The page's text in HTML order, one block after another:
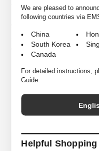
We are pleased to
following countries via
China
South Korea
Canada
For detailed instructions,
Guide.
Helpful Shopping
す。花緒には水着などで使用さ
しており、足当たりの良さと長
SBR、芯には反発性が強くへた
め硬いアスファルトでも足に負
その為ご注文後でも売り違いに
S (24.0cm)